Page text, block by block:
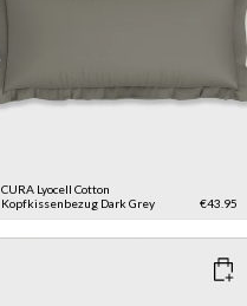
CURA Lyocell Cotton
Kopfkissenbezug Dark Grey €43.95